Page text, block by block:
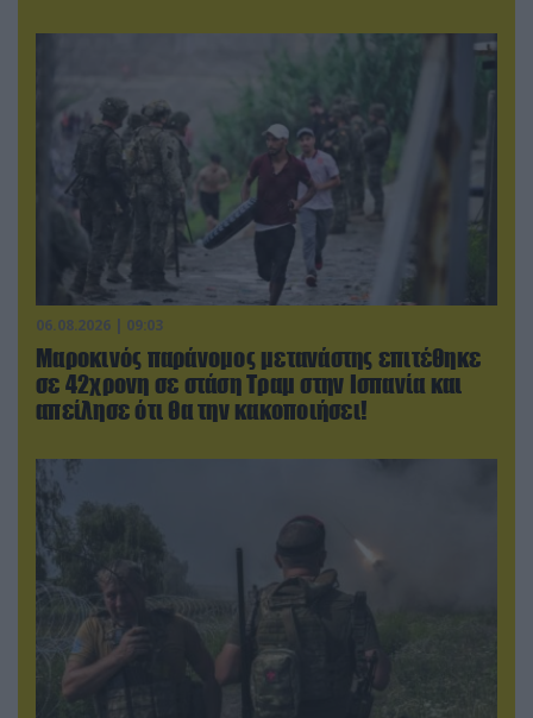
06.08.2026 | 09:03
Μαροκινός παράνομος μετανάστης επιτέθηκε
σε 42χρονη σε στάση Τραμ στην Ισπανία και
απείλησε ότι θα την κακοποιήσει!